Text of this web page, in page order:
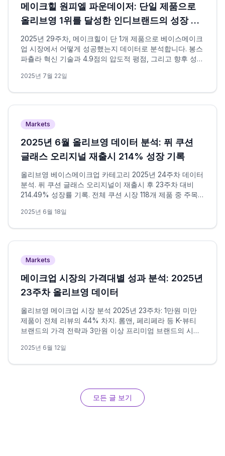
메이크힐 원피엘 파운데이저: 단일 제품으로
올리브영 1위를 달성한 인디브랜드의 성장 전
략
2025년 29주차, 메이크힐이 단 1개 제품으로 베이스메이크
업 시장에서 어떻게 성공했는지 데이터로 분석합니다. 봉스
파츌라 혁신 기술과 4.9점의 압도적 평점, 그리고 향후 성장
2025년 7월 22일
Markets
2025년 6월 올리브영 데이터 분석: 퓌 쿠션
글래스 오리지널 재출시 214% 성장 기록
올리브영 베이스메이크업 카테고리 2025년 24주차 데이터
분석. 퓌 쿠션 글래스 오리지널이 재출시 후 23주차 대비
214.49% 성장률 기록. 전체 쿠션 시장 118개 제품 중 주목
2025년 6월 18일
Markets
메이크업 시장의 가격대별 성과 분석: 2025년
23주차 올리브영 데이터
올리브영 메이크업 시장 분석 2025년 23주차: 1만원 미만
제품이 전체 리뷰의 44% 차지. 롬앤, 페리페라 등 K-뷰티
브랜드의 가격 전략과 3만원 이상 프리미엄 브랜드의 시장
2025년 6월 12일
모든 글 보기